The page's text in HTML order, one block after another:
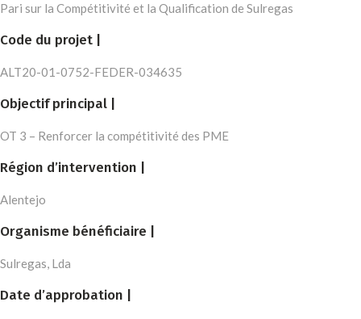
Pari sur la Compétitivité et la Qualification de Sulregas
Code du projet |
ALT20-01-0752-FEDER-034635
Objectif principal |
OT 3 – Renforcer la compétitivité des PME
Région d’intervention |
Alentejo
Organisme bénéficiaire |
Sulregas, Lda
Date d’approbation |